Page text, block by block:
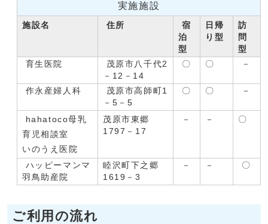
実施施設
施設名 住所
宿
泊
型
日帰
り型
訪
問
型
育生医院
茂原市八千代2
－12－14
〇 〇 －
作永産婦人科
茂原市高師町1
－5－5
〇 〇 －
hahatoco母乳
育児相談室
いのうえ医院
茂原市東郷
1797－17
－ － 〇
ハッピーマンマ
羽鳥助産院
睦沢町下之郷
1619－3
－ － 〇
ご利用の流れ